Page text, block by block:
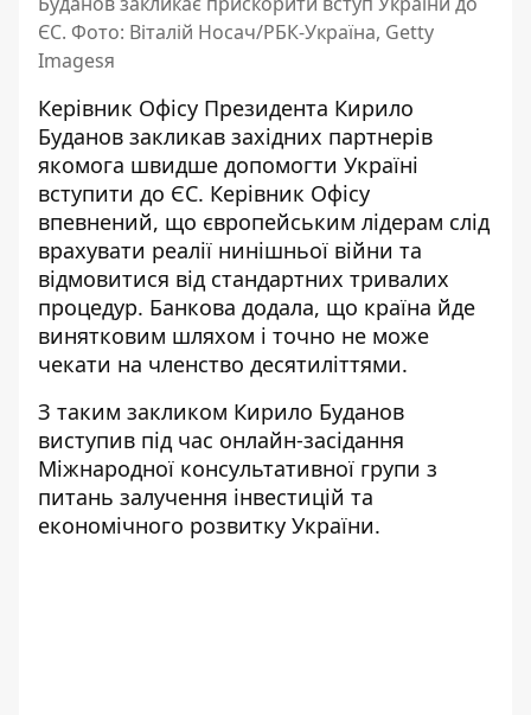
ЄС. Фото: Віталій Носач/РБК-Україна, Getty
Imagesя
Керівник Офісу Президента Кирило
Буданов закликав західних партнерів
якомога швидше допомогти Україні
вступити до ЄС. Керівник Офісу
впевнений, що європейським лідерам слід
врахувати реалії нинішньої війни та
відмовитися від стандартних тривалих
процедур. Банкова додала, що країна йде
винятковим шляхом і точно не може
чекати на членство десятиліттями.
З таким закликом Кирило Буданов
виступив під час онлайн-засідання
Міжнародної консультативної групи з
питань залучення інвестицій та
економічного розвитку України.